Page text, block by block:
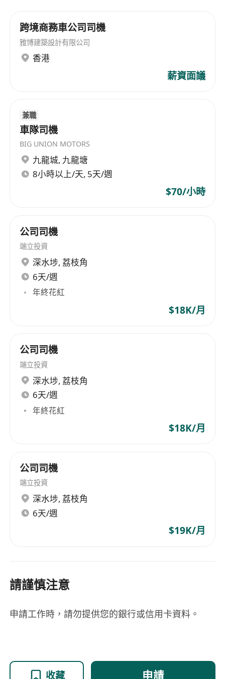
跨境商務車公司司機
雅博建築設計有限公司
香港
薪資面議
兼職
車隊司機
BIG UNION MOTORS
九龍城, 九龍塘
8小時以上/天, 5天/週
$70/小時
公司司機
端立投資
深水埗, 荔枝角
6天/週
年終花紅
$18K/月
公司司機
端立投資
深水埗, 荔枝角
6天/週
年終花紅
$18K/月
公司司機
端立投資
深水埗, 荔枝角
6天/週
$19K/月
請謹慎注意
申請工作時，請勿提供您的銀行或信用卡資料。
收藏 申請